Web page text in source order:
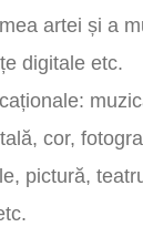
artei și a
digitale etc.
cor,
pictură,